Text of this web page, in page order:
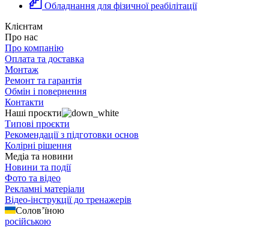
Обладнання для фізичної реабілітації
Клієнтам
Про нас
Про компанію
Оплата та доставка
Монтаж
Ремонт та гарантія
Обмін і повернення
Контакти
Наші проєкти
Типові проєкти
Рекомендації з підготовки основ
Колірні рішення
Медіа та новини
Новини та події
Фото та відео
Рекламні матеріали
Відео-інструкції до тренажерів
Солов’їною
російською